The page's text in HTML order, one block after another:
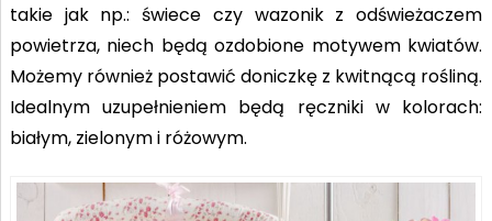
takie jak np.: świece czy wazonik z odświeżaczem
powietrza, niech będą ozdobione motywem kwiatów.
Możemy również postawić doniczkę z kwitnącą rośliną.
Idealnym uzupełnieniem będą ręczniki w kolorach:
białym, zielonym i różowym.